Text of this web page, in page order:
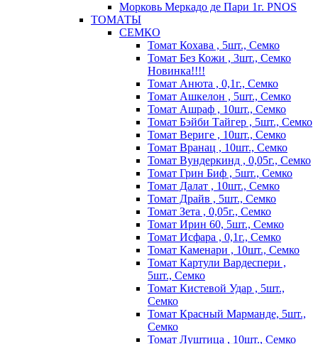
Морковь Меркадо де Пари 1г. PNOS
ТОМАТЫ
СЕМКО
Томат Кохава , 5шт., Семко
Томат Без Кожи , 3шт., Семко
Новинка!!!!
Томат Анюта , 0,1г., Семко
Томат Ашкелон , 5шт., Семко
Томат Ашраф , 10шт., Семко
Томат Бэйби Тайгер , 5шт., Семко
Томат Вериге , 10шт., Семко
Томат Вранац , 10шт., Семко
Томат Вундеркинд , 0,05г., Семко
Томат Грин Биф , 5шт., Семко
Томат Далат , 10шт., Семко
Томат Драйв , 5шт., Семко
Томат Зета , 0,05г., Семко
Томат Ирин 60, 5шт., Семко
Томат Исфара , 0,1г., Семко
Томат Каменари , 10шт., Семко
Томат Картули Вардеспери ,
5шт., Семко
Томат Кистевой Удар , 5шт.,
Семко
Томат Красный Марманде, 5шт.,
Семко
Томат Луштица , 10шт., Семко